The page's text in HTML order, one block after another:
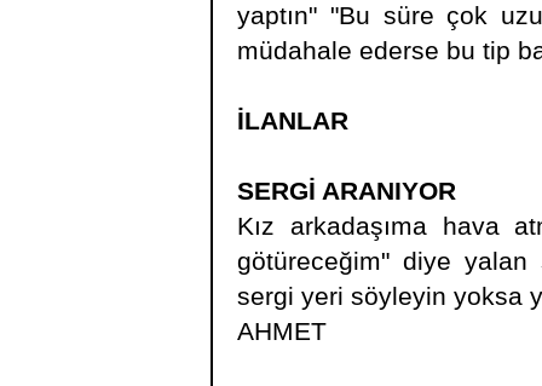
yaptın" "Bu süre çok
müdahale ederse bu tip
İLANLAR
SERGİ ARANIYOR
Kız arkadaşıma hava
götüreceğim" diye
sergi yeri söyleyin yoksa
AHMET